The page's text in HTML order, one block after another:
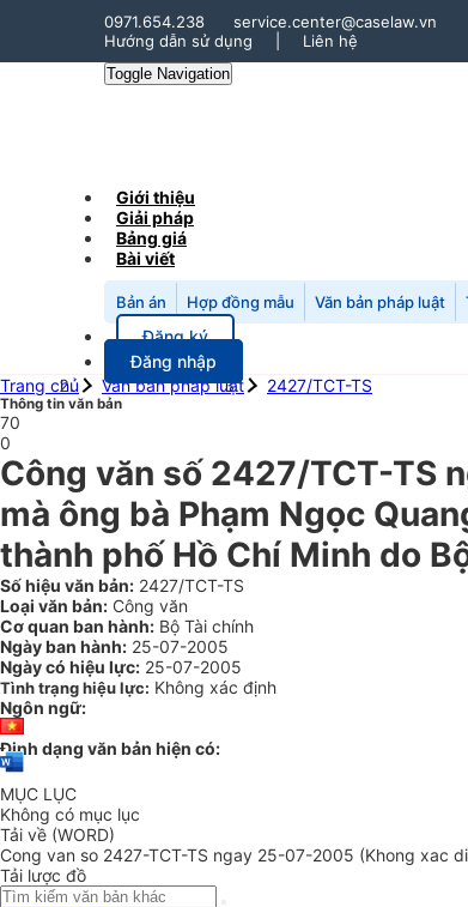
0971.654.238
service.center@caselaw.vn
Hướng dẫn sử dụng
Liên hệ
Toggle Navigation
Giới thiệu
Giải pháp
Bảng giá
Bài viết
Bản án Hợp đồng mẫu Văn bản pháp luật
Đăng ký
Đăng nhập
Trang chủ
Văn bản pháp luật 2427/TCT-TS
Thông tin văn bản
70
0
Công văn số 2427/TCT-TS
mà ông bà Phạm Ngọc
thành phố Hồ Chí Minh do
Số hiệu văn bản: 2427/TCT-TS
Loại văn bản: Công văn
Cơ quan ban hành: Bộ Tài chính
Ngày ban hành: 25-07-2005
Ngày có hiệu lực: 25-07-2005
Tình trạng hiệu lực: Không xác định
Ngôn ngữ:
Định dạng văn bản hiện có:
MỤC LỤC
Không có mục lục
Tải về (WORD)
Cong van so 2427-TCT-TS ngay 25-07-2005 (Khong xac
Tải lược đồ